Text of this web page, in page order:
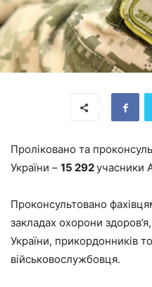
Проліковано та
України – 15 292учасники
Проконсультовано
закладах охорони
України, прикордонників
військовослужбовця.